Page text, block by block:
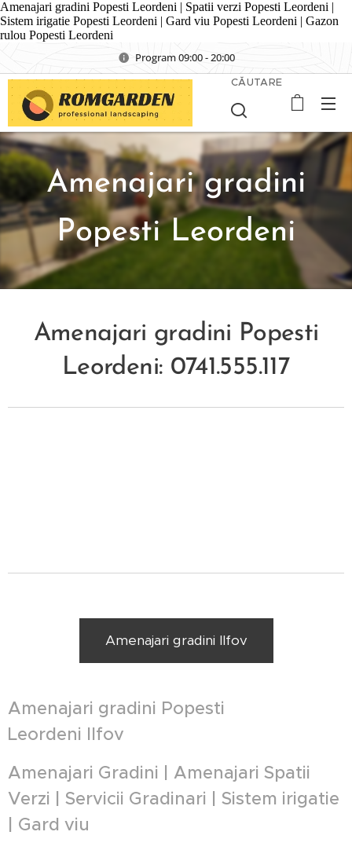
Amenajari gradini Popesti Leordeni | Spatii verzi Popesti Leordeni |
Sistem irigatie Popesti Leordeni | Gard viu Popesti Leordeni | Gazon
rulou Popesti Leordeni
Program 09:00 - 20:00
CĂUTARE
Amenajari gradini
Popesti Leordeni
Amenajari gradini Popesti
Leordeni: 0741.555.117
Amenajari gradini Ilfov
Amenajari gradini Popesti
Leordeni Ilfov
Amenajari Gradini | Amenajari Spatii
Verzi | Servicii Gradinari | Sistem irigatie
| Gard viu